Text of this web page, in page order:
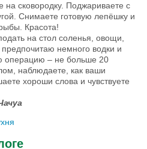
на сковородку. Поджариваете с
Снимаете готовую лепёшку и
Красота!
на стол соленья, овощи,
немного водки и
операцию – не больше 20
наблюдаете, как ваши
хороши слова и чувствуете